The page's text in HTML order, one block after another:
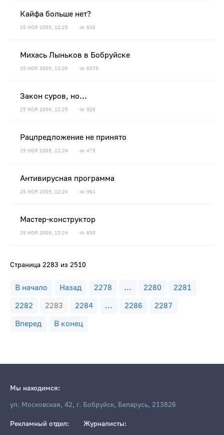
Кайфа больше нет?
25 НОЯ 2009, 12:25 836
Михась Лыньков в Бобруйске
25 НОЯ 2009, 12:25 6075
Закон суров, но...
25 НОЯ 2009, 12:25 926
Рацпредложение не принято
25 НОЯ 2009, 12:24 479
Антивирусная программа
25 НОЯ 2009, 12:24 961
Мастер-конструктор
25 НОЯ 2009, 12:24 650
Страница 2283 из 2510
В начало Назад 2278 ... 2280
2281
2282
2283 2284 ... 2286
2287
Вперед
В конец
Мы находимся:
ул. Московская, 42, г. Бобруйск, Беларусь, 213826
Рекламный отдел: Журналисты: